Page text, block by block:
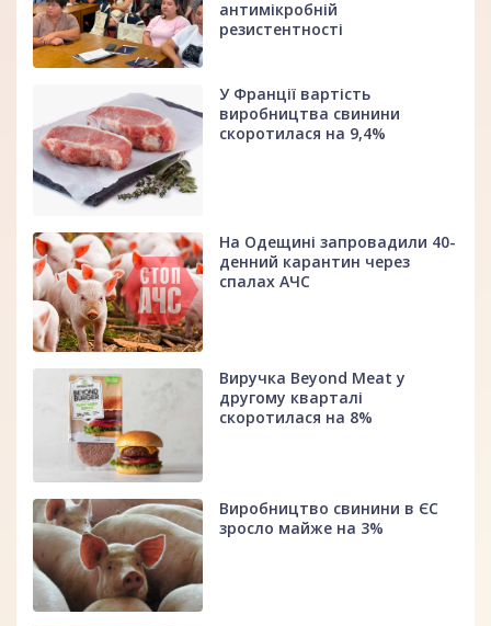
антимікробній
резистентності
У Франції вартість
виробництва свинини
скоротилася на 9,4%
На Одещині запровадили 40-
денний карантин через
спалах АЧС
Виручка Beyond Meat у
другому кварталі
скоротилася на 8%
Виробництво свинини в ЄС
зросло майже на 3%